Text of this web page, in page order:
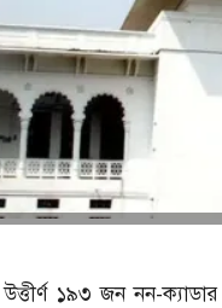
১৯৩ জন নন-ক্যাডার